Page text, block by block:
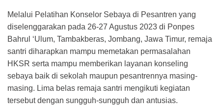
Melalui Pelatihan Konselor Sebaya di Pesantren yang
diselenggarakan pada 26-27 Agustus 2023 di Ponpes
Bahrul ‘Ulum, Tambakberas, Jombang, Jawa Timur, remaja
santri diharapkan mampu memetakan permasalahan
HKSR serta mampu memberikan layanan konseling
sebaya baik di sekolah maupun pesantrennya masing-
masing. Lima belas remaja santri mengikuti kegiatan
tersebut dengan sungguh-sungguh dan antusias.